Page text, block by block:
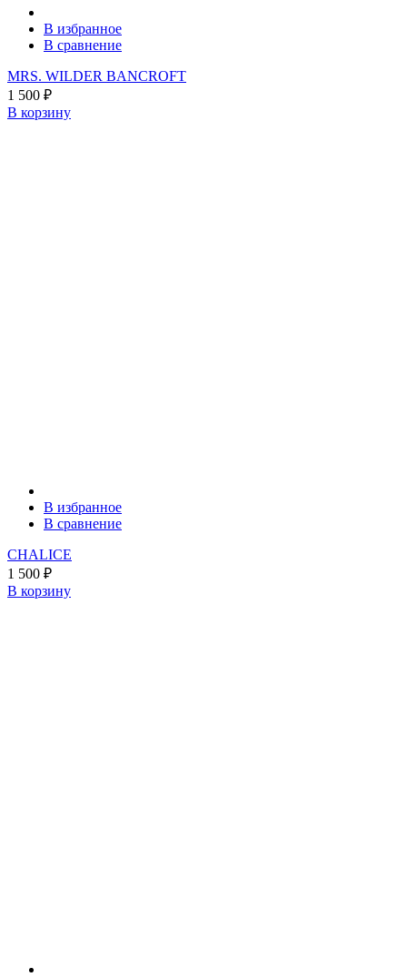
В избранное
В сравнение
MRS. WILDER BANCROFT
1 500 ₽
В корзину
В избранное
В сравнение
CHALICE
1 500 ₽
В корзину